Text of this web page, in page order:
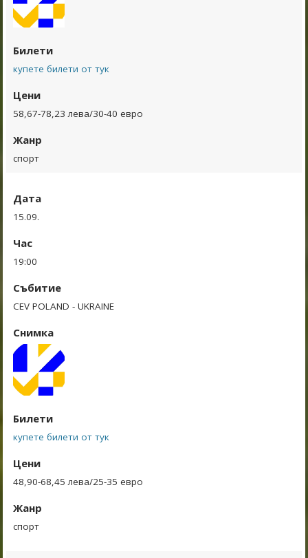
Билети
купете билети от тук
Цени
58,67-78,23 лева/30-40 евро
Жанр
спорт
Дата
15.09.
Час
19:00
Събитие
CEV POLAND - UKRAINE
Снимка
Билети
купете билети от тук
Цени
48,90-68,45 лева/25-35 евро
Жанр
спорт